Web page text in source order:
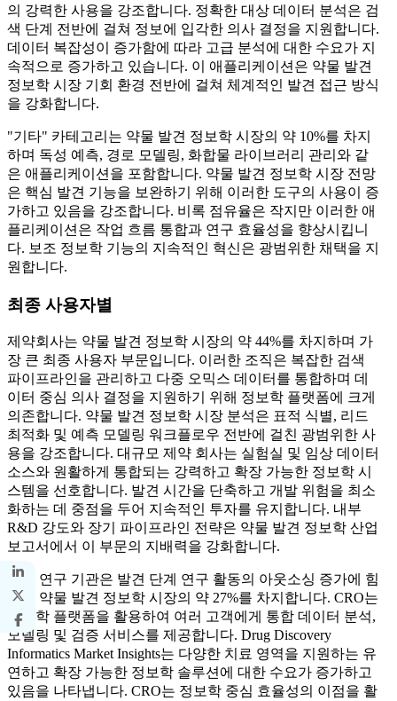
의 강력한 사용을 강조합니다. 정확한 대상 데이터 분석은 검
색 단계 전반에 걸쳐 정보에 입각한 의사 결정을 지원합니다.
데이터 복잡성이 증가함에 따라 고급 분석에 대한 수요가 지
속적으로 증가하고 있습니다. 이 애플리케이션은 약물 발견
정보학 시장 기회 환경 전반에 걸쳐 체계적인 발견 접근 방식
을 강화합니다.
"기타" 카테고리는 약물 발견 정보학 시장의 약 10%를 차지
하며 독성 예측, 경로 모델링, 화합물 라이브러리 관리와 같
은 애플리케이션을 포함합니다. 약물 발견 정보학 시장 전망
은 핵심 발견 기능을 보완하기 위해 이러한 도구의 사용이 증
가하고 있음을 강조합니다. 비록 점유율은 작지만 이러한 애
플리케이션은 작업 흐름 통합과 연구 효율성을 향상시킵니
다. 보조 정보학 기능의 지속적인 혁신은 광범위한 채택을 지
원합니다.
최종 사용자별
제약회사는 약물 발견 정보학 시장의 약 44%를 차지하며 가
장 큰 최종 사용자 부문입니다. 이러한 조직은 복잡한 검색
파이프라인을 관리하고 다중 오믹스 데이터를 통합하며 데
이터 중심 의사 결정을 지원하기 위해 정보학 플랫폼에 크게
의존합니다. 약물 발견 정보학 시장 분석은 표적 식별, 리드
최적화 및 예측 모델링 워크플로우 전반에 걸친 광범위한 사
용을 강조합니다. 대규모 제약 회사는 실험실 및 임상 데이터
소스와 원활하게 통합되는 강력하고 확장 가능한 정보학 시
스템을 선호합니다. 발견 시간을 단축하고 개발 위험을 최소
화하는 데 중점을 두어 지속적인 투자를 유지합니다. 내부
R&D 강도와 장기 파이프라인 전략은 약물 발견 정보학 산업
보고서에서 이 부문의 지배력을 강화합니다.
계약 연구 기관은 발견 단계 연구 활동의 아웃소싱 증가에 힘
입어 약물 발견 정보학 시장의 약 27%를 차지합니다. CRO는
정보학 플랫폼을 활용하여 여러 고객에게 통합 데이터 분석,
모델링 및 검증 서비스를 제공합니다. Drug Discovery
Informatics Market Insights는 다양한 치료 영역을 지원하는 유
연하고 확장 가능한 정보학 솔루션에 대한 수요가 증가하고
있음을 나타냅니다. CRO는 정보학 중심 효율성의 이점을 활